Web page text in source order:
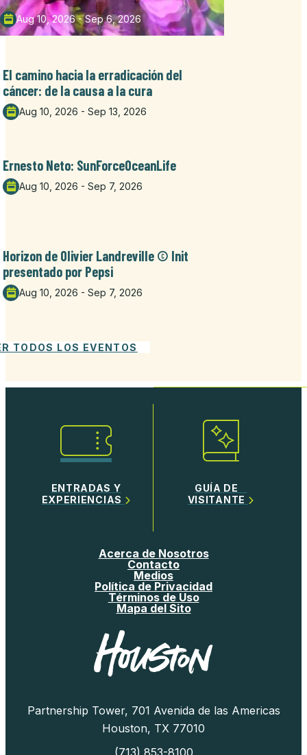
TODOS LOS EVENTOS
Aug 10, 2026 - Sep 6, 2026
El camino hacia la erradicación del
cáncer: de la causa a la cura
Aug 10, 2026 - Sep 13, 2026
Ernesto Neto: SunForceOceanLife
Aug 10, 2026 - Sep 7, 2026
Horizon de Olivier Landreville © Init
presentado por Pepsi
Aug 10, 2026 - Sep 7, 2026
ENTRADAS Y
EXPERIENCIAS
GUÍA DE
VISITANTE
Acerca de Nosotros
Contacto
Medios
Política de Privacidad
Términos de Uso
Mapa del Sito
Partnership Tower, 701 Avenida de las Americas
Houston, TX 77010